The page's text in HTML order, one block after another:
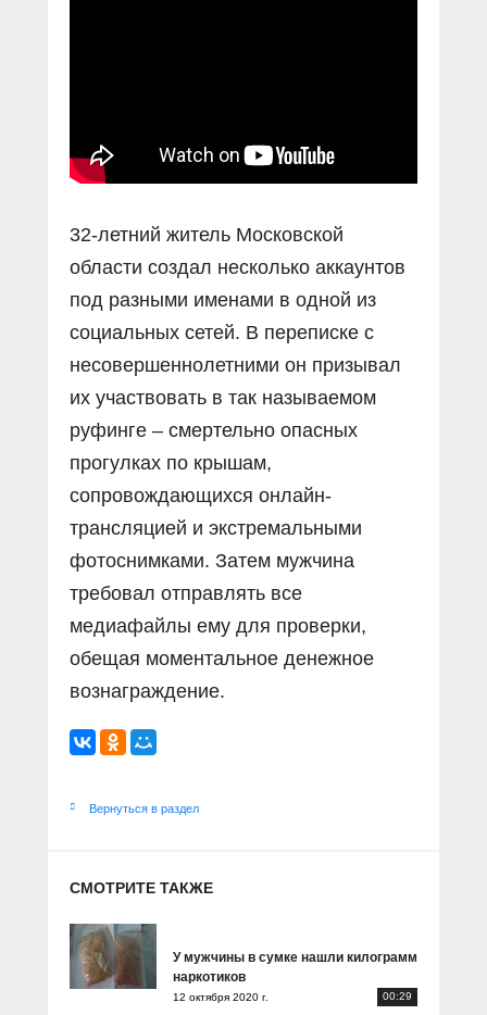
32-летний житель Московской
области создал несколько аккаунтов
под разными именами в одной из
социальных сетей. В переписке с
несовершеннолетними он призывал
их участвовать в так называемом
руфинге – смертельно опасных
прогулках по крышам,
сопровождающихся онлайн-
трансляцией и экстремальными
фотоснимками. Затем мужчина
требовал отправлять все
медиафайлы ему для проверки,
обещая моментальное денежное
вознаграждение.
Вернуться в раздел
СМОТРИТЕ ТАКЖЕ
У мужчины в сумке нашли килограмм
наркотиков
12 октября 2020 г. 00:29